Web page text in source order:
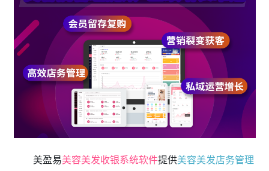
美盈易美容美发收银系统软件提供美容美发店务管理